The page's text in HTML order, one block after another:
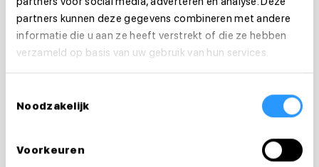
partners kunnen deze gegevens combineren met andere
informatie die u aan ze heeft verstrekt of die ze hebben
verzameld op basis van uw gebruik van hun services.
Noodzakelijk
Voorkeuren
Vragen over je
sollicitatie?